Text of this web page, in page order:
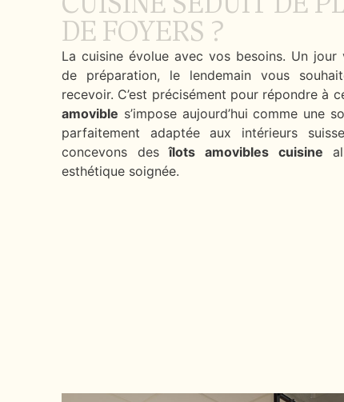
DE FOYERS ?
La cuisine évolue avec vos besoins. Un jour
de préparation, le lendemain vous
recevoir. C’est précisément pour répondre à
amovible s’impose aujourd’hui comme une
parfaitement adaptée aux intérieurs
concevons desîlots amovibles cuisine
esthétique soignée.